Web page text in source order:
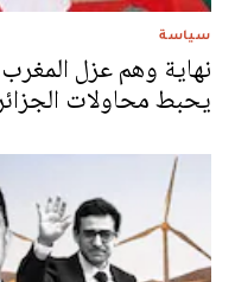
سياسة
نهاية وهم عزل
يحبط محاولات الجزائر